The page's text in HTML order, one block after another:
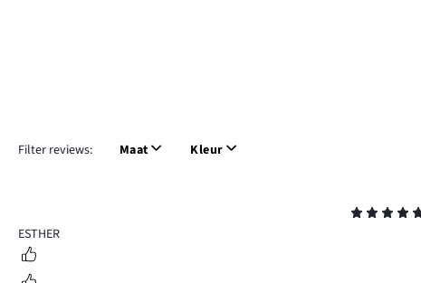
Filter reviews: Maat Kleur
5
ESTHER